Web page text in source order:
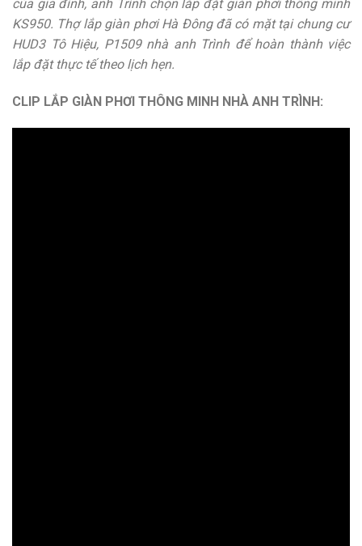
của gia đình, anh Trình chọn lắp đặt giàn phơi thông minh
KS950. Thợ lắp giàn phơi Hà Đông đã có mặt tại chung cư
HUD3 Tô Hiệu, P1509 nhà anh Trình để hoàn thành việc
lắp đặt thực tế theo lịch hẹn.
CLIP LẮP GIÀN PHƠI THÔNG MINH NHÀ ANH TRÌNH: